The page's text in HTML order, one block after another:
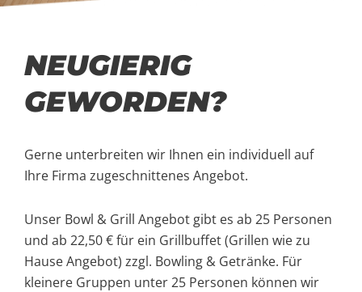
NEUGIERIG
GEWORDEN?
Gerne unterbreiten wir Ihnen ein individuell auf
Ihre Firma zugeschnittenes Angebot.
Unser Bowl & Grill Angebot gibt es ab 25 Personen
und ab 22,50 € für ein Grillbuffet (Grillen wie zu
Hause Angebot) zzgl. Bowling & Getränke. Für
kleinere Gruppen unter 25 Personen können wir